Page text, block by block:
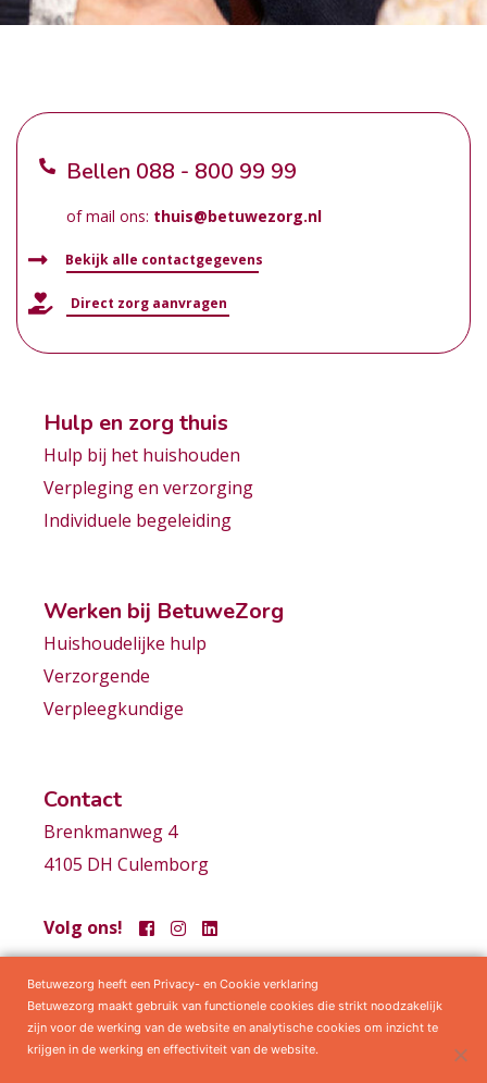
Bellen 088 - 800 99 99
of mail ons: thuis@betuwezorg.nl
Bekijk alle contactgegevens
Direct zorg aanvragen
Hulp en zorg thuis
Hulp bij het huishouden
Verpleging en verzorging
Individuele begeleiding
Werken bij BetuweZorg
Huishoudelijke hulp
Verzorgende
Verpleegkundige
Contact
Brenkmanweg 4
4105 DH Culemborg
Volg ons!
Samenwerkingen Privacy statement Algemene voorwaarden
Betuwezorg heeft een Privacy- en Cookie verklaring
Betuwezorg maakt gebruik van functionele cookies die strikt noodzakelijk
zijn voor de werking van de website en analytische cookies om inzicht te
krijgen in de werking en effectiviteit van de website.